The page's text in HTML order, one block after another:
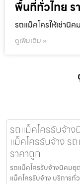
พื้นที่ทั่วไทย ร
รถแม็คโครให้เช่านิ
ดูเพิ่มเติม »
รถแม็คโครรับจ้า
แม็คโครรับจ้าง ร
ราคาถูก
รถแม็คโครรับจ้างนิคมอุ
แม็คโครรับจ้าง บริการทั่